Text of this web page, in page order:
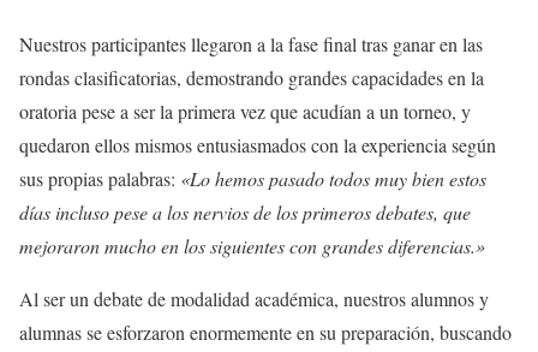
Nuestros participantes llegaron a la fase final tras ganar en las
rondas clasificatorias, demostrando grandes capacidades en la
oratoria pese a ser la primera vez que acudían a un torneo, y
quedaron ellos mismos entusiasmados con la experiencia según
sus propias palabras: «Lo hemos pasado todos muy bien estos
días incluso pese a los nervios de los primeros debates, que
mejoraron mucho en los siguientes con grandes diferencias.»
Al ser un debate de modalidad académica, nuestros alumnos y
alumnas se esforzaron enormemente en su preparación, buscando